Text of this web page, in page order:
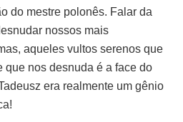
do mestre polonês. Falar da
nossos mais
aqueles vultos serenos que
que nos desnuda é a face do
era realmente um gênio